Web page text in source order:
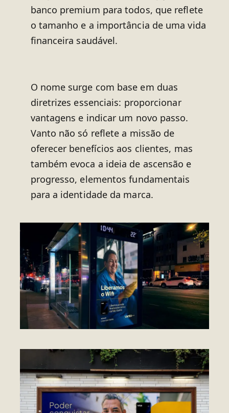
banco premium para todos, que reflete
o tamanho e a importância de uma vida
financeira saudável.
O nome surge com base em duas
diretrizes essenciais: proporcionar
vantagens e indicar um novo passo.
Vanto não só reflete a missão de
oferecer benefícios aos clientes, mas
também evoca a ideia de ascensão e
progresso, elementos fundamentais
para a identidade da marca.